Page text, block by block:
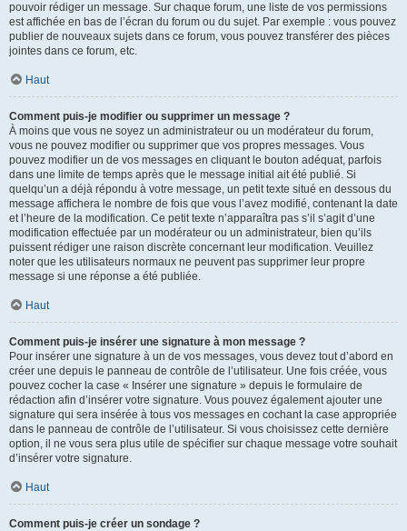
pouvoir rédiger un message. Sur chaque forum, une liste de vos permissions
est affichée en bas de l’écran du forum ou du sujet. Par exemple : vous pouvez
publier de nouveaux sujets dans ce forum, vous pouvez transférer des pièces
jointes dans ce forum, etc.
Haut
Comment puis-je modifier ou supprimer un message ?
À moins que vous ne soyez un administrateur ou un modérateur du forum,
vous ne pouvez modifier ou supprimer que vos propres messages. Vous
pouvez modifier un de vos messages en cliquant le bouton adéquat, parfois
dans une limite de temps après que le message initial ait été publié. Si
quelqu’un a déjà répondu à votre message, un petit texte situé en dessous du
message affichera le nombre de fois que vous l’avez modifié, contenant la date
et l’heure de la modification. Ce petit texte n’apparaîtra pas s’il s’agit d’une
modification effectuée par un modérateur ou un administrateur, bien qu’ils
puissent rédiger une raison discrète concernant leur modification. Veuillez
noter que les utilisateurs normaux ne peuvent pas supprimer leur propre
message si une réponse a été publiée.
Haut
Comment puis-je insérer une signature à mon message ?
Pour insérer une signature à un de vos messages, vous devez tout d’abord en
créer une depuis le panneau de contrôle de l’utilisateur. Une fois créée, vous
pouvez cocher la case « Insérer une signature » depuis le formulaire de
rédaction afin d’insérer votre signature. Vous pouvez également ajouter une
signature qui sera insérée à tous vos messages en cochant la case appropriée
dans le panneau de contrôle de l’utilisateur. Si vous choisissez cette dernière
option, il ne vous sera plus utile de spécifier sur chaque message votre souhait
d’insérer votre signature.
Haut
Comment puis-je créer un sondage ?